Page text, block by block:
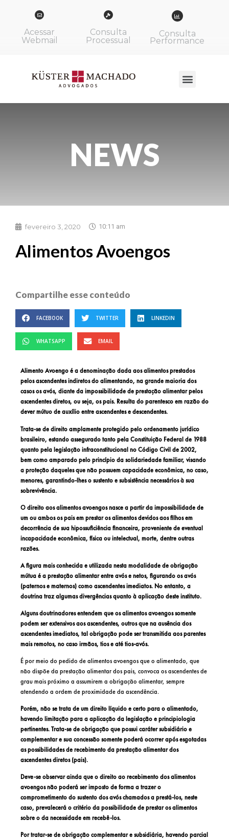
Acessar
Webmail
Consulta
Processual
Consulta
Performance
NEWS
fevereiro 3, 2020 10:11 am
Alimentos Avoengos
Compartilhe esse conteúdo
FACEBOOK TWITTER LINKEDIN
WHATSAPP EMAIL
Alimento Avoengo é a denominação dada aos alimentos prestados
pelos ascendentes indiretos do alimentando, na grande maioria dos
casos os avós, diante da impossibilidade de prestação alimentar pelos
ascendentes diretos, ou seja, os pais. Resulta do parentesco em razão do
dever mútuo de auxílio entre ascendentes e descendentes.
Trata-se de direito amplamente protegido pelo ordenamento jurídico
brasileiro, estando assegurado tanto pela Constituição Federal de 1988
quanto pela legislação infraconstitucional no Código Civil de 2002,
bem como amparado pelo princípio da solidariedade familiar, visando
a proteção daqueles que não possuem capacidade econômica, no caso,
menores, garantindo-lhes o sustento e subsistência necessários à sua
sobrevivência.
O direito aos alimentos avoengos nasce a partir da impossibilidade de
um ou ambos os pais em prestar os alimentos devidos aos filhos em
decorrência de sua hipossuficiência financeira, proveniente de eventual
incapacidade econômica, física ou intelectual, morte, dentre outras
razões.
A figura mais conhecida e utilizada nesta modalidade de obrigação
mútua é a prestação alimentar entre avós e netos, figurando os avós
(paternos e maternos) como ascendentes imediatos. No entanto, a
doutrina traz algumas divergências quanto à aplicação deste instituto.
Alguns doutrinadores entendem que os alimentos avoengos somente
podem ser extensivos aos ascendentes, outros que na ausência dos
ascendentes imediatos, tal obrigação pode ser transmitida aos parentes
mais remotos, no caso irmãos, tios e até tios-avós.
É por meio do pedido de alimentos avoengos que o alimentado, que
não dispõe da prestação alimentar dos pais, convoca os ascendentes de
grau mais próximo a assumirem a obrigação alimentar, sempre
atendendo a ordem de proximidade da ascendência.
Porém, não se trata de um direito líquido e certo para o alimentado,
havendo limitação para a aplicação da legislação e principiologia
pertinentes. Trata-se de obrigação que possui caráter subsidiário e
complementar e sua concessão somente poderá ocorrer após esgotadas
as possibilidades de recebimento da prestação alimentar dos
ascendentes diretos (pais).
Deve-se observar ainda que o direito ao recebimento dos alimentos
avoengos não poderá ser imposto de forma a trazer o
comprometimento do sustento dos avós chamados a prestá-los, neste
caso, prevalecerá o critério da possibilidade de prestar os alimentos
sobre o da necessidade em recebê-los.
Por tratar-se de obrigação complementar e subsidiária, havendo parcial